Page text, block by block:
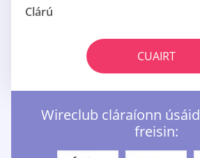
Clárú
CUAIRT
Wireclub cláraíonn
freisin: